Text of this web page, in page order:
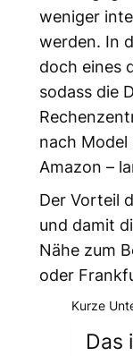
weniger
werden. In
doch eines
sodass die
nach
Amazon –
Der Vorteil
und damit
Nähe zum
oder
Kurze
Das